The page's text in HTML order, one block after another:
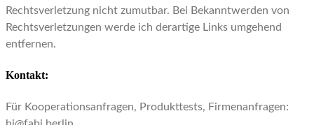
Rechtsverletzung nicht zumutbar. Bei Bekanntwerden von
Rechtsverletzungen werde ich derartige Links umgehend
entfernen.
Kontakt:
Für Kooperationsanfragen, Produkttests, Firmenanfragen: